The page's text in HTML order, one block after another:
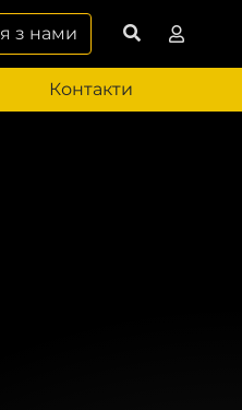
з нами
Контакти